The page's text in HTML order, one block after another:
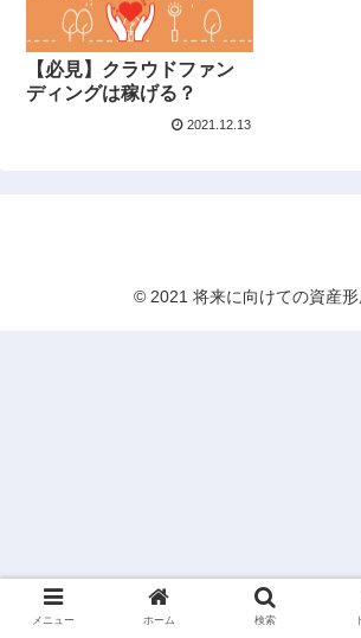
【必見】クラウドファン
ディングは稼げる？
2021.12.13
© 2021 将来に向けての資産形
メニュー ホーム 検索